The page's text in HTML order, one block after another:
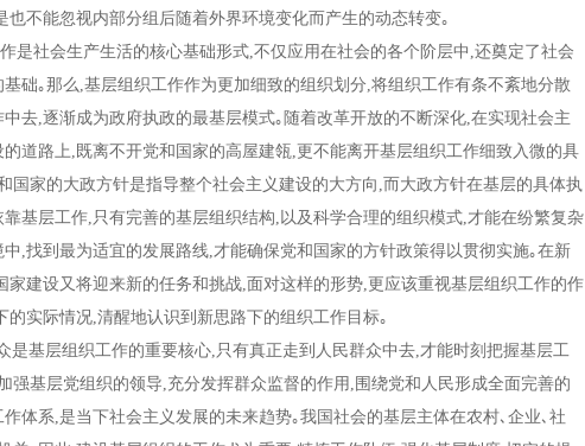
也不能忽视内部分组后随着外界环境变化而产生的动态转变｡
社会生产生活的核心基础形式,不仅应用在社会的各个阶层中,还奠定了社会
基础｡那么,基层组织工作作为更加细致的组织划分,将组织工作有条不紊地分散
中去,逐渐成为政府执政的最基层模式｡随着改革开放的不断深化,在实现社会主
的道路上,既离不开党和国家的高屋建瓴,更不能离开基层组织工作细致入微的具
国家的大政方针是指导整个社会主义建设的大方向,而大政方针在基层的具体执
靠基层工作,只有完善的基层组织结构,以及科学合理的组织模式,才能在纷繁复杂
中,找到最为适宜的发展路线,才能确保党和国家的方针政策得以贯彻实施｡在新
家建设又将迎来新的任务和挑战,面对这样的形势,更应该重视基层组织工作的作
的实际情况,清醒地认识到新思路下的组织工作目标｡
基层组织工作的重要核心,只有真正走到人民群众中去,才能时刻把握基层工
强基层党组织的领导,充分发挥群众监督的作用,围绕党和人民形成全面完善的
体系,是当下社会主义发展的未来趋势｡我国社会的基层主体在农村､企业､社